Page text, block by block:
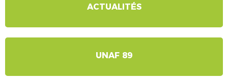
ACTUALITÉS
UNAF 89